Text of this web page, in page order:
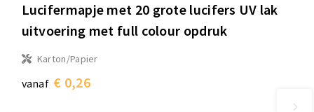
Lucifermapje met 20 grote lucifers UV lak
uitvoering met full colour opdruk
Karton/Papier
vanaf € 0,26